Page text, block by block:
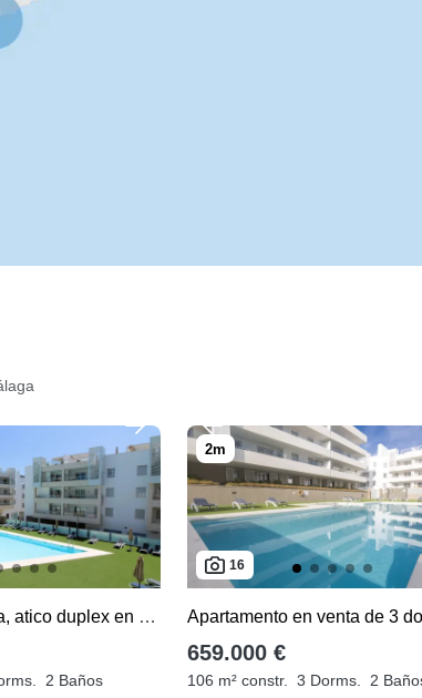
San Pedro Playa, atico duplex en venta de 3 dormitorios
2 Baños
16
659.000 €
106 m² constr. 3 Dorms. 2